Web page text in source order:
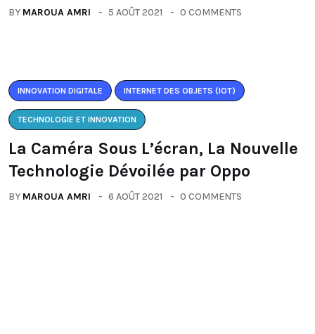
BY MAROUA AMRI 5 AOÛT 2021 0 COMMENTS
INNOVATION DIGITALE INTERNET DES OBJETS (IOT)
TECHNOLOGIE ET INNOVATION
La Caméra Sous L’écran, La Nouvelle
Technologie Dévoilée par Oppo
BY MAROUA AMRI 6 AOÛT 2021 0 COMMENTS